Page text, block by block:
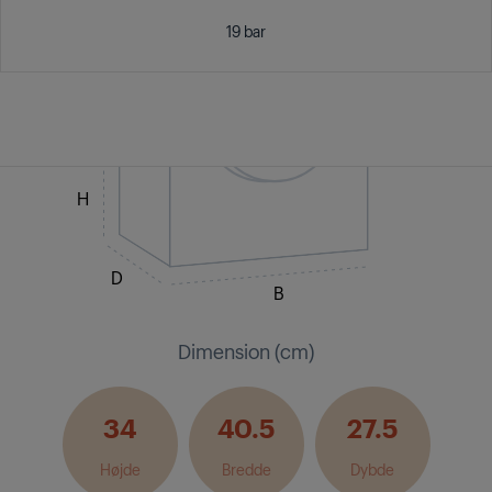
19 bar
H
D
B
Dimension (cm)
34
Højde
40.5
Bredde
27.5
Dybde